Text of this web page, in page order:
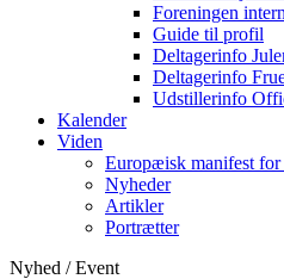
Foreningen
Guide til profil
Deltagerinfo
Deltagerinfo
Udstillerinfo
Kalender
Viden
Europæisk manifest
Nyheder
Artikler
Portrætter
Nyhed / Event